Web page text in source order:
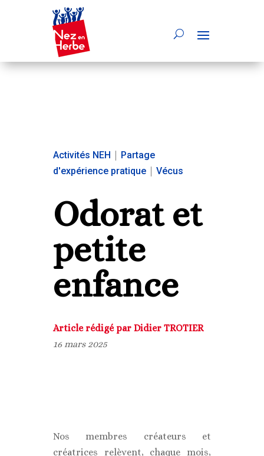
Activités NEH
Partage
d'expérience pratique| Vécus
Odorat et
petite
enfance
Article rédigé par Didier TROTIER
16 mars 2025
Nos membres créateurs et
créatrices relèvent, chaque mois,